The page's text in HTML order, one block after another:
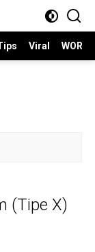
Viral
(Tipe X)